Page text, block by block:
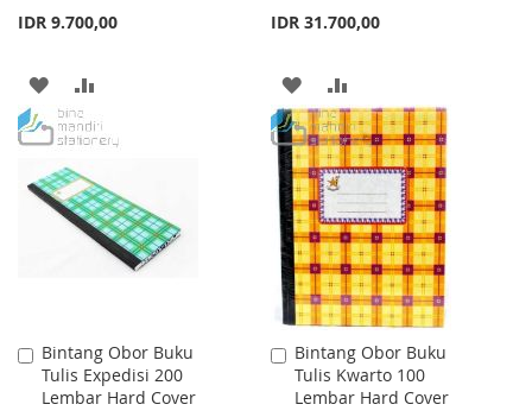
IDR 9.700,00
ADD
TO
WISH
LIST
TO
IDR 31.700,00
ADD
TO
WISH
LIST
TO
COMPARE
Bintang Obor Buku
Tulis Expedisi 200
Lembar Hard Cover
Add
to
Cart
Bintang Obor Buku
Tulis Kwarto 100
Lembar Hard Cover
Add
to
Cart